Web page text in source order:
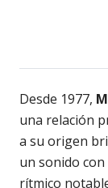
Desde 1977,
una relación
a su origen
un sonido
rítmico